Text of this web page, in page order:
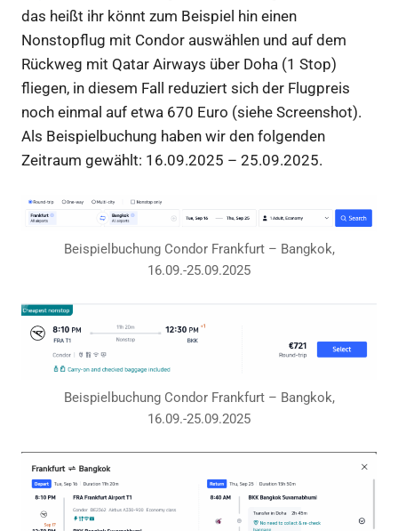
das heißt ihr könnt zum Beispiel hin einen
Nonstopflug mit Condor auswählen und auf dem
Rückweg mit Qatar Airways über Doha (1 Stop)
fliegen, in diesem Fall reduziert sich der Flugpreis
noch einmal auf etwa 670 Euro (siehe Screenshot).
Als Beispielbuchung haben wir den folgenden
Zeitraum gewählt: 16.09.2025 – 25.09.2025.
Beispielbuchung Condor Frankfurt – Bangkok,
16.09.-25.09.2025
Beispielbuchung Condor Frankfurt – Bangkok,
16.09.-25.09.2025